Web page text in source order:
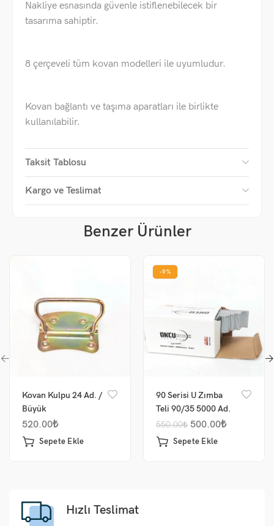
Nakliye esnasında güvenle istiflenebilecek bir
tasarıma sahiptir.
8 çerçeveli tüm kovan modelleri ile uyumludur.
Kovan bağlantı ve taşıma aparatları ile birlikte
kullanılabilir.
Taksit Tablosu
Kargo ve Teslimat
Benzer Ürünler
Kovan Kulpu 24 Ad. /
Büyük
520.00₺
Sepete Ekle
-9%
90 Serisi U Zımba
Teli 90/35 5000 Ad.
550.00₺ 500.00₺
Sepete Ekle
Hızlı Teslimat